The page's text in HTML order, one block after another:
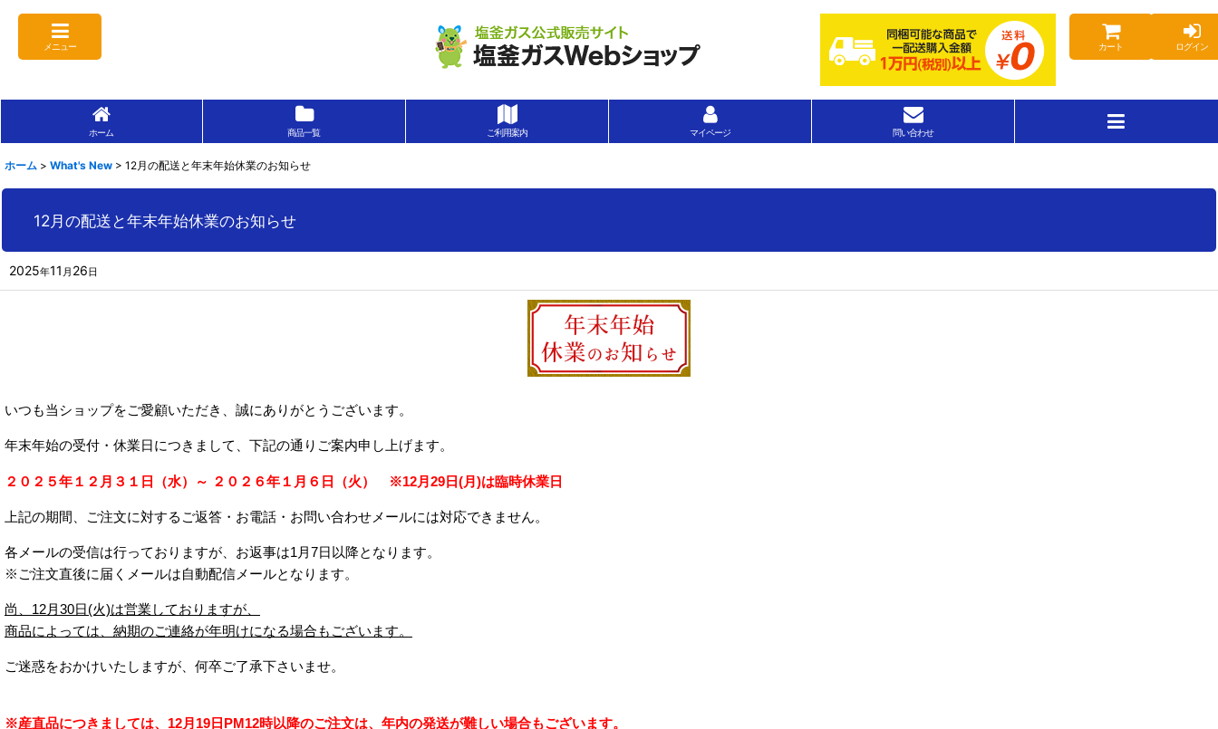
メニュー カート ログイン
ホーム 商品一覧 ご利用案内 マイページ 問い合わせ
ホーム > What's New > 12月の配送と年末年始休業のお知らせ
12月の配送と年末年始休業のお知らせ
2025年11 月 26 日
いつも当ショップをご愛顧いただき、誠にありがとうございます。
年末年始の受付・休業日につきまして、下記の通りご案内申し上げます。
２０２５年１２月３１日（水）～ ２０２６年１月６日（火） ※12月29日(月)は臨時休業日
上記の期間、ご注文に対するご返答・お電話・お問い合わせメールには対応できません。
各メールの受信は行っておりますが、お返事は1月7日以降となります。
※ご注文直後に届くメールは自動配信メールとなります。
尚、12月30日(火)は営業しておりますが、
商品によっては、納期のご連絡が年明けになる場合もございます。
ご迷惑をおかけいたしますが、何卒ご了承下さいませ。
※産直品につきましては、12月19日PM12時以降のご注文は、年内の発送が難しい場合もございます。